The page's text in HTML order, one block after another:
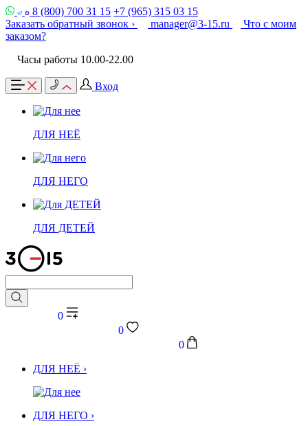
8 (800) 700 31 15 +7 (965) 315 03 15
Заказать обратный звонок ›
manager@3-15.ru
Что с моим
заказом?
Часы работы 10.00-22.00
Вход
ДЛЯ НЕЁ
ДЛЯ НЕГО
ДЛЯ ДЕТЕЙ
0
0
0
ДЛЯ НЕЁ ›
ДЛЯ НЕГО ›